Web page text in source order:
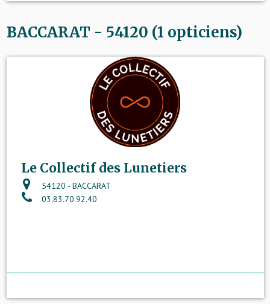
BACCARAT - 54120 (1 opticiens)
Le Collectif des Lunetiers
54120 - BACCARAT
03.83.70.92.40